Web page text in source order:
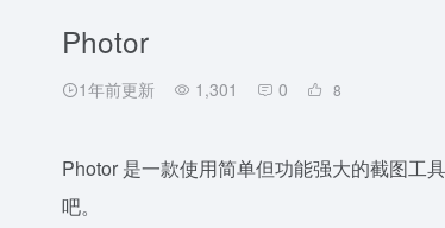
Photor
1年前更新 1,301 0 8
Photor 是一款使用简单但功能强大的截图工
吧。